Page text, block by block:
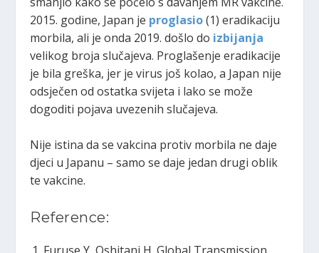
2015. godine, Japan je proglasio(1) eradikaciju
morbila, ali je onda 2019. došlo do izbijanja
velikog broja slučajeva. Proglašenje eradikacije
je bila greška, jer je virus još kolao, a Japan nije
odsječen od ostatka svijeta i lako se može
dogoditi pojava uvezenih slučajeva.
Nije istina da se vakcina protiv morbila ne daje
djeci u Japanu – samo se daje jedan drugi oblik
te vakcine.
Reference: